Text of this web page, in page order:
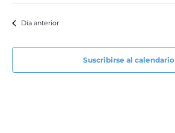
Día anterior
Suscribirse al calendario